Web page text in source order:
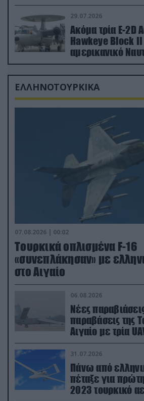
29.07.2026
Ακόμα τρία E-2D
Hawkeye Block II
αμερικανικό
δισ.δολάρια το
ΕΛΛΗΝΟΤΟΥΡΚΙΚΑ
07.08.2026 | 00:02
Τουρκικά οπλισμένα F-16
«συνεπλάκησαν» με
στο Αιγαίο
06.08.2026
Νέες
παραβάσεις της
Αιγαίο με τρία
31.07.2026
Πάνω από
πέταξε για
2023 τουρκικό